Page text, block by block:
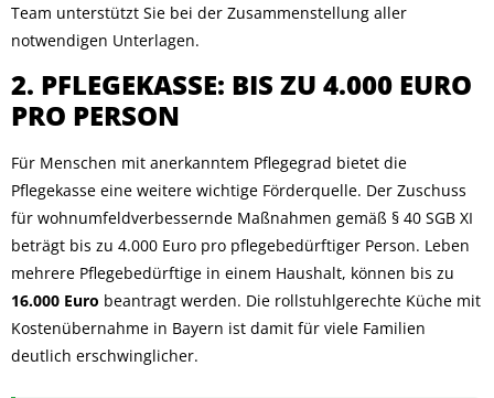
Team unterstützt Sie bei der Zusammenstellung aller
notwendigen Unterlagen.
2. PFLEGEKASSE: BIS ZU 4.000 EURO
PRO PERSON
Für Menschen mit anerkanntem Pflegegrad bietet die
Pflegekasse eine weitere wichtige Förderquelle. Der Zuschuss
für wohnumfeldverbessernde Maßnahmen gemäß § 40 SGB XI
beträgt bis zu 4.000 Euro pro pflegebedürftiger Person. Leben
mehrere Pflegebedürftige in einem Haushalt, können bis zu
16.000 Euro beantragt werden. Die rollstuhlgerechte Küche mit
Kostenübernahme in Bayern ist damit für viele Familien
deutlich erschwinglicher.